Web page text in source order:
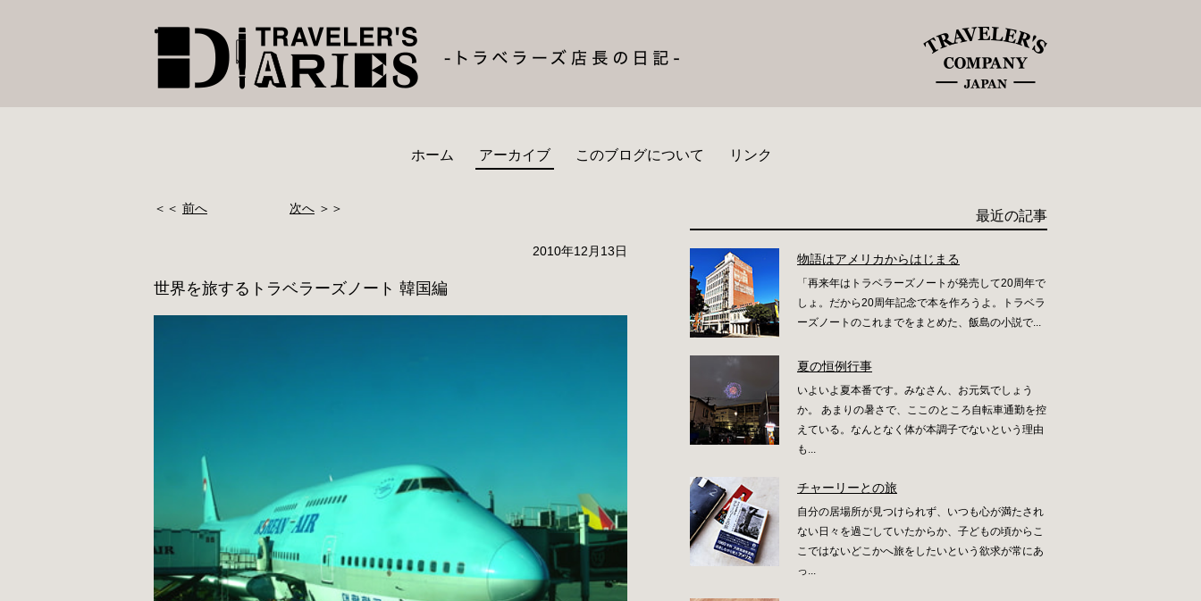
ホーム アーカイブ このブログについて リンク
＜＜ 前へ 次へ ＞＞
2010年12月13日
世界を旅するトラベラーズノート 韓国編
最近の記事
物語はアメリカからはじまる
「再来年はトラベラーズノートが発売して20周年で
しょ。だから20周年記念で本を作ろうよ。トラベラ
ーズノートのこれまでをまとめた、飯島の小説で...
夏の恒例行事
いよいよ夏本番です。みなさん、お元気でしょう
か。 あまりの暑さで、ここのところ自転車通勤を控
えている。なんとなく体が本調子でないという理由
も...
チャーリーとの旅
自分の居場所が見つけられず、いつも心が満たされ
ない日々を過ごしていたからか、子どもの頃からこ
こではないどこかへ旅をしたいという欲求が常にあ
っ...